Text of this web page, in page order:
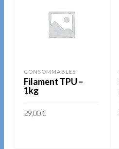
CONSOMMABLES
Filament TPU –
1kg
29,00€